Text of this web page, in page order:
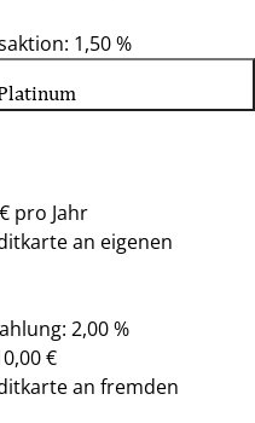
1,50 %
pro Jahr
an eigenen
2,00 %
€
an fremden